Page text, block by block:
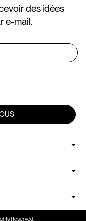
des idées
e-mail.
Reserved.